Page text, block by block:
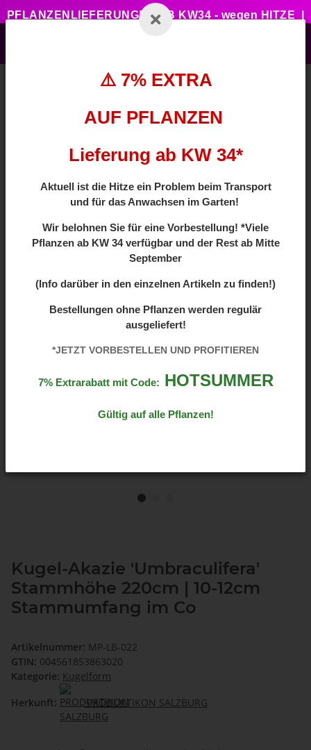
PFLANZENLIEFERUNGEN AB KW34 - wegen HITZE |
⚠️ 7% EXTRA
AUF PFLANZEN
Lieferung ab KW 34*
Aktuell ist die Hitze ein Problem beim Transport
und für das Anwachsen im Garten!
Wir belohnen Sie für eine Vorbestellung! *Viele
Pflanzen ab KW 34 verfügbar und der Rest ab Mitte
September
(Info darüber in den einzelnen Artikeln zu finden!)
Bestellungen ohne Pflanzen werden regulär
ausgeliefert!
*JETZT VORBESTELLEN UND PROFITIEREN
7% Extrarabatt mit Code: HOTSUMMER
Gültig auf alle Pflanzen!
Kugel-Akazie 'Umbraculifera'
Stammhöhe 220cm | 10-12cm
Stammumfang im Co
Artikelnummer: MP-LB-022
GTIN: 004561853863020
Kategorie: Kugelform
Herkunft:
PRODUKTIKON SALZBURG